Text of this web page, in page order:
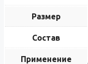
Размер
Состав
Применение